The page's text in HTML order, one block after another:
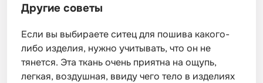
Другие советы
Если вы выбираете ситец для пошива какого-
либо изделия, нужно учитывать, что он не
тянется. Эта ткань очень приятна на ощупь,
легкая, воздушная, ввиду чего тело в изделиях